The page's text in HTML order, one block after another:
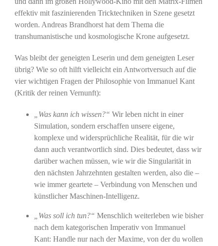
effektiv mit faszinierenden Tricktechniken in Szene gesetzt
worden. Andreas Brandhorst hat dem Thema die
transhumanistische und kosmologische Krone aufgesetzt.
Was bleibt der geneigten Leserin und dem geneigten Leser
übrig? Wie so oft hilft vielleicht ein Antwortversuch auf die
vier wichtigen Fragen der Philosophie von Immanuel Kant
(Kritik der reinen Vernunft):
„Was kann ich wissen?“ Wir leben nicht in einer
Simulation, sondern erschaffen unsere eigene,
komplexe und widersprüchliche Realität, für die wir
dann auch verantwortlich sind. Dies bedeutet, dass wir
darüber wachen müssen, wie wir die Singularität in
den nächsten Jahrzehnten gestalten werden, also die –
wie immer geartete – Verbindung von Menschen und
künstlicher Maschinen-Intelligenz.
„Was soll ich tun?“ Menschlich weiterleben wie bisher
nach dem kategorischen Imperativ von Immanuel
Kant: Handle nur nach der Maxime, von der du wollen